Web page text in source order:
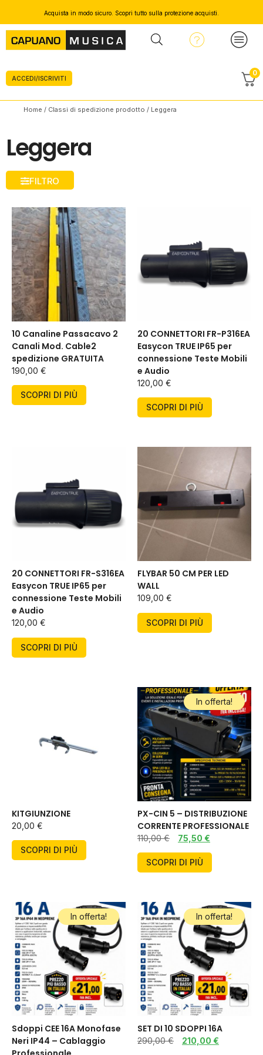
Acquista in modo sicuro. Scopri tutto sulla protezione acquisti.
ACCEDI/ISCRIVITI
0
Home / Classi di spedizione prodotto / Leggera
Leggera
FILTRO
10 Canaline Passacavo 2
Canali Mod. Cable2
spedizione GRATUITA
190,00 €
SCOPRI DI PIÙ
20 CONNETTORI FR-P316EA
Easycon TRUE IP65 per
connessione Teste Mobili
e Audio
120,00 €
SCOPRI DI PIÙ
20 CONNETTORI FR-S316EA
Easycon TRUE IP65 per
connessione Teste Mobili
e Audio
120,00 €
SCOPRI DI PIÙ
FLYBAR 50 CM PER LED
WALL
109,00 €
SCOPRI DI PIÙ
KITGIUNZIONE
20,00 €
SCOPRI DI PIÙ
In offerta!
PX-CIN 5 – DISTRIBUZIONE
CORRENTE PROFESSIONALE
110,00€ 75,50 €
SCOPRI DI PIÙ
In offerta!
Sdoppi CEE 16A Monofase
Neri IP44 – Cablaggio
In offerta!
SET DI 10 SDOPPI 16A
290,00€ 210,00 €